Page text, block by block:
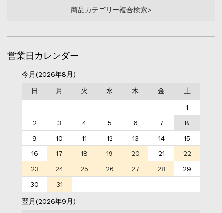
商品カテゴリー複合検索>
営業日カレンダー
今月(2026年8月)
日 月 火 水 木 金 土
1
2
3 4 5 6 7
8
9
10 11 12 13 14
15
16
17 18 19 20 21
22
23
24 25 26 27 28
29
30
31
翌月(2026年9月)